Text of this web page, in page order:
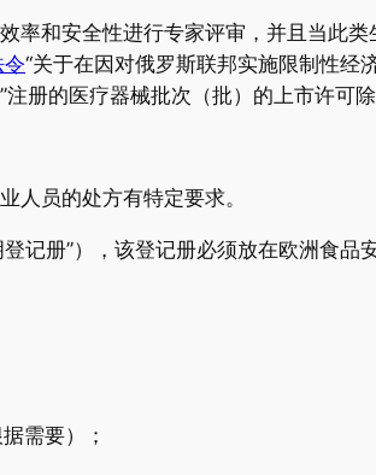
率和安全性进行专家评审，并且当此
令“关于在因对俄罗斯联邦实施限制性经
册的医疗器械批次（批）的上市许可除
人员的处方有特定要求。
记册”），该登记册必须放在欧洲食品
需要）；